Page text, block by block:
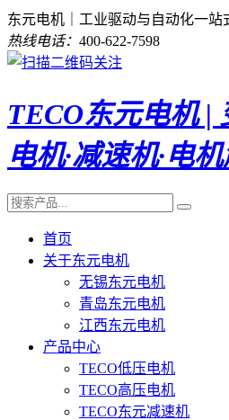
东元电机｜工业驱动与自动化一站
热线电话： 400-622-7598
TECO东元电机 |
电机·减速机·电
首页
关于东元电机
无锡东元电机
青岛东元电机
江西东元电机
产品中心
TECO低压电机
TECO高压电机
TECO东元减速机